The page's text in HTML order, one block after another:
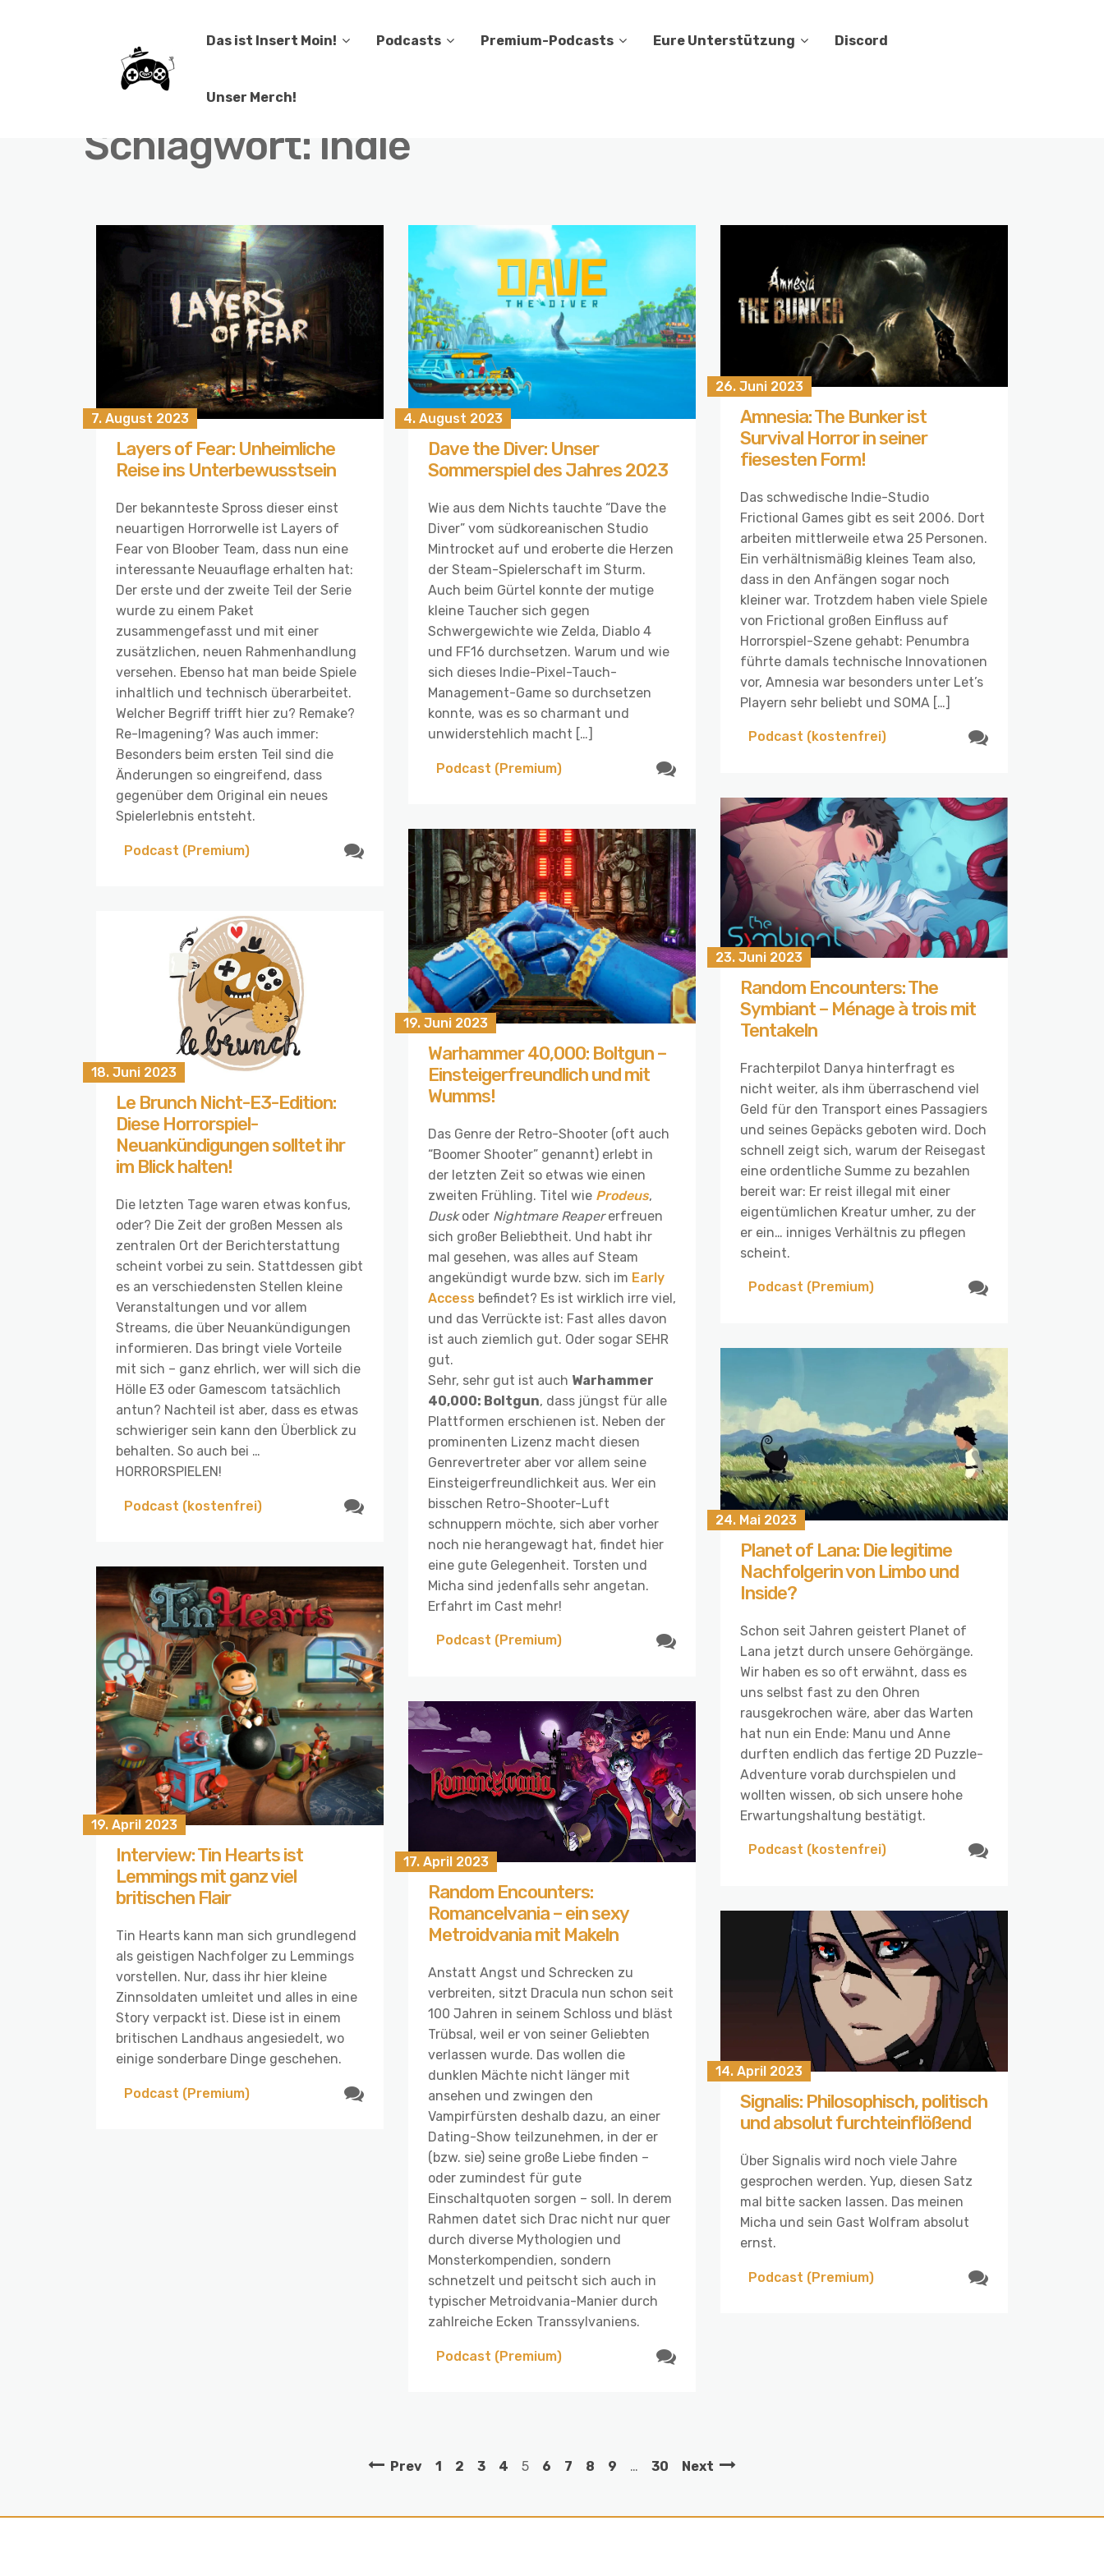
Das ist Insert Moin! Podcasts Premium-Podcasts Eure Unterstützung Discord
Unser Merch!
Schlagwort: indie
7. August 2023
Layers of Fear: Unheimliche
Reise ins Unterbewusstsein
Der bekannteste Spross dieser einst
neuartigen Horrorwelle ist Layers of
Fear von Bloober Team, dass nun eine
interessante Neuauflage erhalten hat:
Der erste und der zweite Teil der Serie
wurde zu einem Paket
zusammengefasst und mit einer
zusätzlichen, neuen Rahmenhandlung
versehen. Ebenso hat man beide Spiele
inhaltlich und technisch überarbeitet.
Welcher Begriff trifft hier zu? Remake?
Re-Imagening? Was auch immer:
Besonders beim ersten Teil sind die
Änderungen so eingreifend, dass
gegenüber dem Original ein neues
Spielerlebnis entsteht.
Podcast (Premium)
4. August 2023
Dave the Diver: Unser
Sommerspiel des Jahres 2023
Wie aus dem Nichts tauchte “Dave the
Diver” vom südkoreanischen Studio
Mintrocket auf und eroberte die Herzen
der Steam-Spielerschaft im Sturm.
Auch beim Gürtel konnte der mutige
kleine Taucher sich gegen
Schwergewichte wie Zelda, Diablo 4
und FF16 durchsetzen. Warum und wie
sich dieses Indie-Pixel-Tauch-
Management-Game so durchsetzen
konnte, was es so charmant und
unwiderstehlich macht […]
Podcast (Premium)
26. Juni 2023
Amnesia: The Bunker ist
Survival Horror in seiner
fiesesten Form!
Das schwedische Indie-Studio
Frictional Games gibt es seit 2006. Dort
arbeiten mittlerweile etwa 25 Personen.
Ein verhältnismäßig kleines Team also,
dass in den Anfängen sogar noch
kleiner war. Trotzdem haben viele Spiele
von Frictional großen Einfluss auf
Horrorspiel-Szene gehabt: Penumbra
führte damals technische Innovationen
vor, Amnesia war besonders unter Let’s
Playern sehr beliebt und SOMA […]
Podcast (kostenfrei)
23. Juni 2023
Random Encounters: The
Symbiant – Ménage à trois mit
Tentakeln
Frachterpilot Danya hinterfragt es
nicht weiter, als ihm überraschend viel
Geld für den Transport eines Passagiers
und seines Gepäcks geboten wird. Doch
schnell zeigt sich, warum der Reisegast
eine ordentliche Summe zu bezahlen
bereit war: Er reist illegal mit einer
eigentümlichen Kreatur umher, zu der
er ein… inniges Verhältnis zu pflegen
scheint.
Podcast (Premium)
19. Juni 2023
Warhammer 40,000: Boltgun –
Einsteigerfreundlich und mit
Wumms!
Das Genre der Retro-Shooter (oft auch
“Boomer Shooter” genannt) erlebt in
der letzten Zeit so etwas wie einen
zweiten Frühling. Titel wie Prodeus,
Duskoder Nightmare Reapererfreuen
sich großer Beliebtheit. Und habt ihr
mal gesehen, was alles auf Steam
angekündigt wurde bzw. sich im Early
Access befindet? Es ist wirklich irre viel,
und das Verrückte ist: Fast alles davon
ist auch ziemlich gut. Oder sogar SEHR
gut.
Sehr, sehr gut ist auch Warhammer
40,000: Boltgun, dass jüngst für alle
Plattformen erschienen ist. Neben der
prominenten Lizenz macht diesen
Genrevertreter aber vor allem seine
Einsteigerfreundlichkeit aus. Wer ein
bisschen Retro-Shooter-Luft
schnuppern möchte, sich aber vorher
noch nie herangewagt hat, findet hier
eine gute Gelegenheit. Torsten und
Micha sind jedenfalls sehr angetan.
Erfahrt im Cast mehr!
Podcast (Premium)
18. Juni 2023
Le Brunch Nicht-E3-Edition:
Diese Horrorspiel-
Neuankündigungen solltet ihr
im Blick halten!
Die letzten Tage waren etwas konfus,
oder? Die Zeit der großen Messen als
zentralen Ort der Berichterstattung
scheint vorbei zu sein. Stattdessen gibt
es an verschiedensten Stellen kleine
Veranstaltungen und vor allem
Streams, die über Neuankündigungen
informieren. Das bringt viele Vorteile
mit sich – ganz ehrlich, wer will sich die
Hölle E3 oder Gamescom tatsächlich
antun? Nachteil ist aber, dass es etwas
schwieriger sein kann den Überblick zu
behalten. So auch bei …
HORRORSPIELEN!
Podcast (kostenfrei)
24. Mai 2023
Planet of Lana: Die legitime
Nachfolgerin von Limbo und
Inside?
Schon seit Jahren geistert Planet of
Lana jetzt durch unsere Gehörgänge.
Wir haben es so oft erwähnt, dass es
uns selbst fast zu den Ohren
rausgekrochen wäre, aber das Warten
hat nun ein Ende: Manu und Anne
durften endlich das fertige 2D Puzzle-
Adventure vorab durchspielen und
wollten wissen, ob sich unsere hohe
Erwartungshaltung bestätigt.
Podcast (kostenfrei)
19. April 2023
Interview: Tin Hearts ist
Lemmings mit ganz viel
britischen Flair
Tin Hearts kann man sich grundlegend
als geistigen Nachfolger zu Lemmings
vorstellen. Nur, dass ihr hier kleine
Zinnsoldaten umleitet und alles in eine
Story verpackt ist. Diese ist in einem
britischen Landhaus angesiedelt, wo
einige sonderbare Dinge geschehen.
Podcast (Premium)
17. April 2023
Random Encounters:
Romancelvania – ein sexy
Metroidvania mit Makeln
Anstatt Angst und Schrecken zu
verbreiten, sitzt Dracula nun schon seit
100 Jahren in seinem Schloss und bläst
Trübsal, weil er von seiner Geliebten
verlassen wurde. Das wollen die
dunklen Mächte nicht länger mit
ansehen und zwingen den
Vampirfürsten deshalb dazu, an einer
Dating-Show teilzunehmen, in der er
(bzw. sie) seine große Liebe finden –
oder zumindest für gute
Einschaltquoten sorgen – soll. In derem
Rahmen datet sich Drac nicht nur quer
durch diverse Mythologien und
Monsterkompendien, sondern
schnetzelt und peitscht sich auch in
typischer Metroidvania-Manier durch
zahlreiche Ecken Transsylvaniens.
Podcast (Premium)
14. April 2023
Signalis: Philosophisch, politisch
und absolut furchteinflößend
Über Signalis wird noch viele Jahre
gesprochen werden. Yup, diesen Satz
mal bitte sacken lassen. Das meinen
Micha und sein Gast Wolfram absolut
ernst.
Podcast (Premium)
Prev 1 2 3 4 5 6 7 8 9 … 30 Next